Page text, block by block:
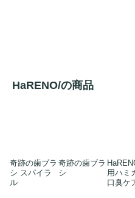
HaRENO/の商品
奇跡の歯ブラ
シ スパイラ
ル
奇跡の歯ブラ
シ
用ハミ
口臭ケ